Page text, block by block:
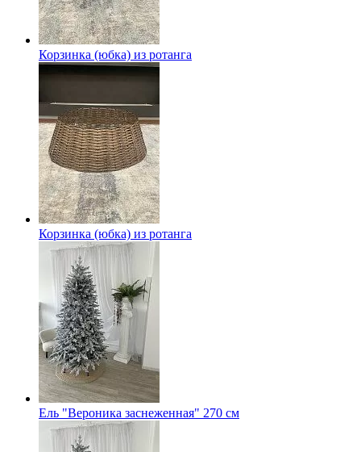
Корзинка (юбка) из ротанга
Корзинка (юбка) из ротанга
Ель "Вероника заснеженная" 270 см